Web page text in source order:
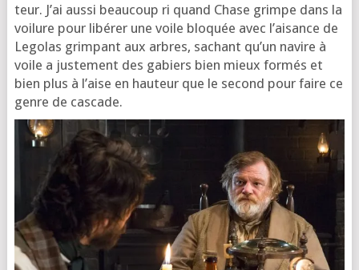
teur. J’ai aus­si beau­coup ri quand Chase grimpe dans la
voi­lure pour libé­rer une voile blo­quée avec l’ai­sance de
Legolas grim­pant aux arbres, sachant qu’un navire à
voile a jus­te­ment des gabiers bien mieux for­més et
bien plus à l’aise en hau­teur que le second pour faire ce
genre de cascade.